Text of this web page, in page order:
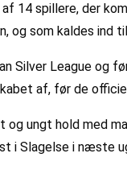
14 spillere, der
og som kaldes ind
Silver League og
af, før de
og ungt hold med
i Slagelse i næste